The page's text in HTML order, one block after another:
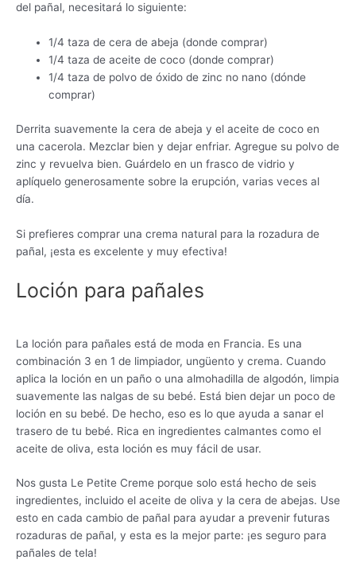
del pañal, necesitará lo siguiente:
1/4 taza de cera de abeja (donde comprar)
1/4 taza de aceite de coco (donde comprar)
1/4 taza de polvo de óxido de zinc no nano (dónde
comprar)
Derrita suavemente la cera de abeja y el aceite de coco en
una cacerola. Mezclar bien y dejar enfriar. Agregue su polvo de
zinc y revuelva bien. Guárdelo en un frasco de vidrio y
aplíquelo generosamente sobre la erupción, varias veces al
día.
Si prefieres comprar una crema natural para la rozadura de
pañal, ¡esta es excelente y muy efectiva!
Loción para pañales
La loción para pañales está de moda en Francia. Es una
combinación 3 en 1 de limpiador, ungüento y crema. Cuando
aplica la loción en un paño o una almohadilla de algodón, limpia
suavemente las nalgas de su bebé. Está bien dejar un poco de
loción en su bebé. De hecho, eso es lo que ayuda a sanar el
trasero de tu bebé. Rica en ingredientes calmantes como el
aceite de oliva, esta loción es muy fácil de usar.
Nos gusta Le Petite Creme porque solo está hecho de seis
ingredientes, incluido el aceite de oliva y la cera de abejas. Use
esto en cada cambio de pañal para ayudar a prevenir futuras
rozaduras de pañal, y esta es la mejor parte: ¡es seguro para
pañales de tela!